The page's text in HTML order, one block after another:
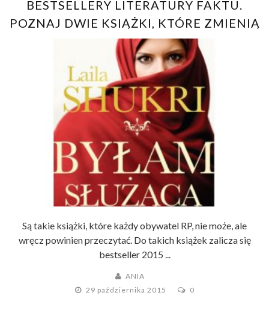
BESTSELLERY LITERATURY FAKTU.
POZNAJ DWIE KSIĄŻKI, KTÓRE ZMIENIĄ
TWOJE ŻYCIE.
Są takie książki, które każdy obywatel RP, nie może, ale
wręcz powinien przeczytać. Do takich książek zalicza się
bestseller 2015 ...
ANIA
29 października 2015
0